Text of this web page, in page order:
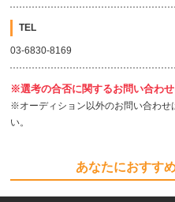
TEL
03-6830-8169
※選考の合否に関するお問い合わ
※オーディション以外のお問い合わせ
い。
あなたにおすす